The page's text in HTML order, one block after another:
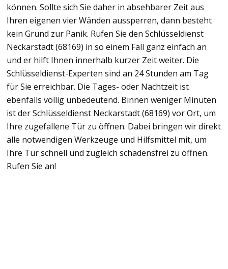
können. Sollte sich Sie daher in absehbarer Zeit aus
Ihren eigenen vier Wänden aussperren, dann besteht
kein Grund zur Panik. Rufen Sie den Schlüsseldienst
Neckarstadt (68169) in so einem Fall ganz einfach an
und er hilft Ihnen innerhalb kurzer Zeit weiter. Die
Schlüsseldienst-Experten sind an 24 Stunden am Tag
für Sie erreichbar. Die Tages- oder Nachtzeit ist
ebenfalls völlig unbedeutend. Binnen weniger Minuten
ist der Schlüsseldienst Neckarstadt (68169) vor Ort, um
Ihre zugefallene Tür zu öffnen. Dabei bringen wir direkt
alle notwendigen Werkzeuge und Hilfsmittel mit, um
Ihre Tür schnell und zugleich schadensfrei zu öffnen.
Rufen Sie an!